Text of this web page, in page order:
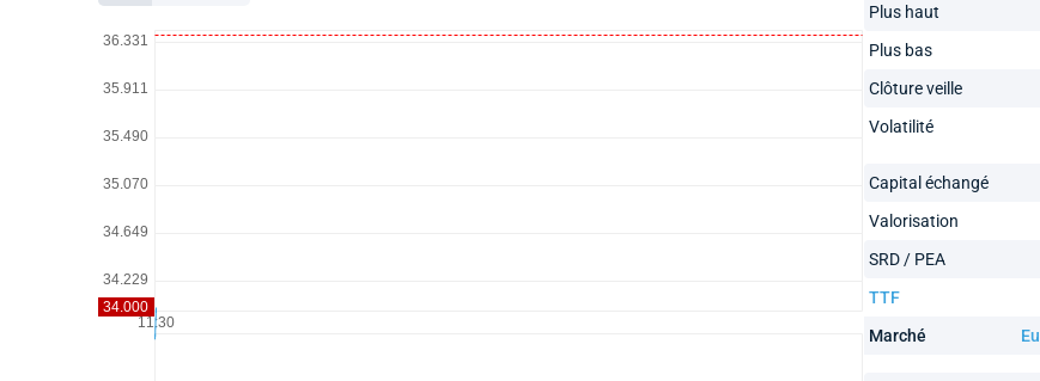
Plus haut
Plus bas
Clôture veille
Volatilité
Capital échangé
Valorisation
SRD / PEA
TTF
Marché